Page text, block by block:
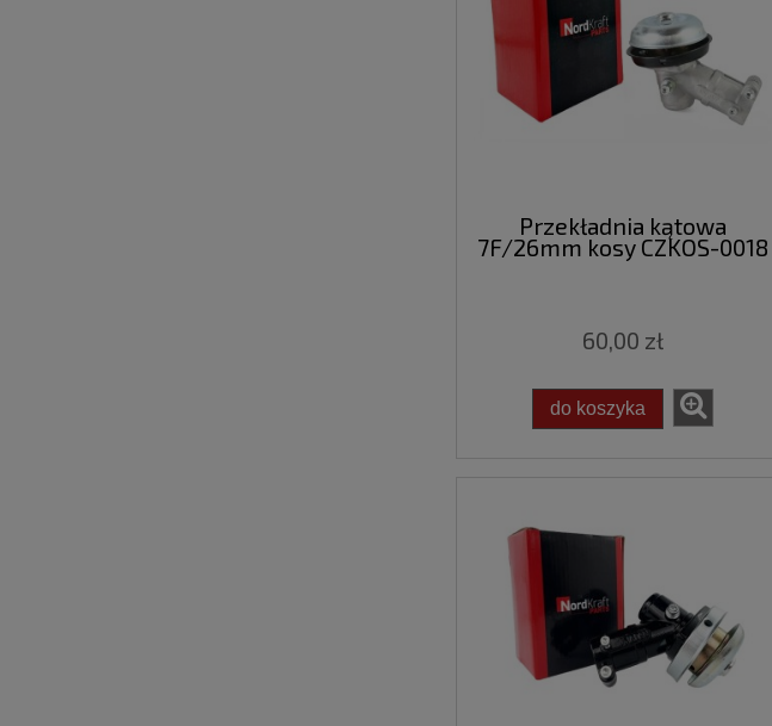
Przekładnia kątowa
7F/26mm kosy CZKOS-0018
60,00 zł
do koszyka